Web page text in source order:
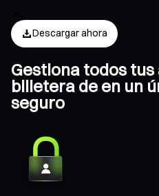
Descargar ahora
Gestiona todos tus
billetera de en un
seguro